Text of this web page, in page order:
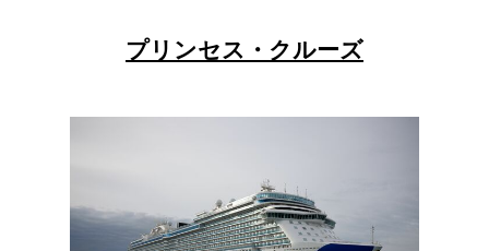
プリンセス・クルーズ